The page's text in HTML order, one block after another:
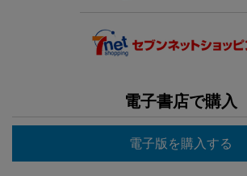
電子書店で購入
電子版を購入する